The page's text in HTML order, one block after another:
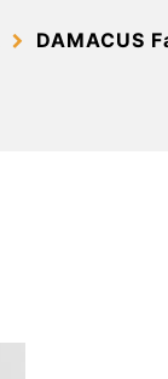
DAMACUS